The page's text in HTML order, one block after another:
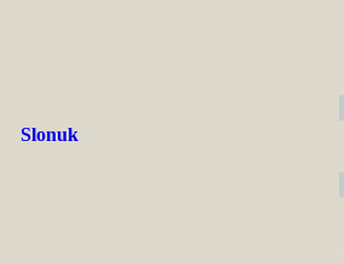
Slonuk